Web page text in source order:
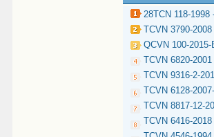
28TCN 118-
TCVN 3790-
QCVN 100-
TCVN 6820-
TCVN 9316-2-
TCVN 6128-
TCVN 8817-12-
TCVN 6416-